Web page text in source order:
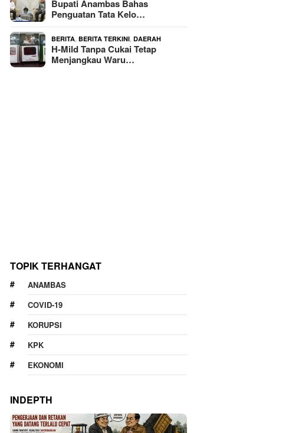
Bupati Anambas Bahas
Penguatan Tata Kelo…
BERITA ,BERITA TERKINI ,DAERAH
H-Mild Tanpa Cukai Tetap
Menjangkau Waru…
TOPIK TERHANGAT
ANAMBAS
COVID-19
KORUPSI
KPK
EKONOMI
INDEPTH